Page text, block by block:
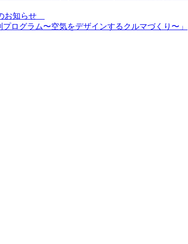
お知らせ
ログラム〜空気をデザインするクルマづくり〜」